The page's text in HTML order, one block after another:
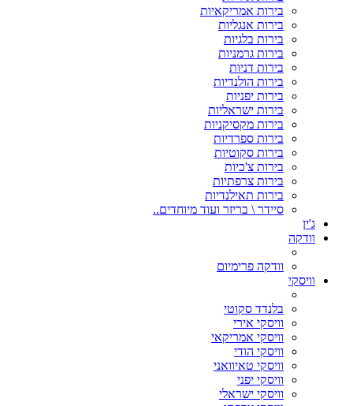
בירות אמריקאיות
בירות אנגליות
בירות בלגיות
בירות גרמניות
בירות דניות
בירות הולנדיות
בירות יפניות
בירות ישראליות
בירות מקסיקניות
בירות ספרדיות
בירות סקוטיות
בירות צ'כיות
בירות צרפתיות
בירות תאילנדיות
סיידר \ בריזר ועוד מיוחדים..
ג'ין
וודקה
וודקה פרימיום
וויסקי
בלנדד סקוטי
וויסקי אירי
וויסקי אמריקאי
וויסקי הודי
וויסקי טאיוואני
וויסקי יפני
וויסקי ישראלי